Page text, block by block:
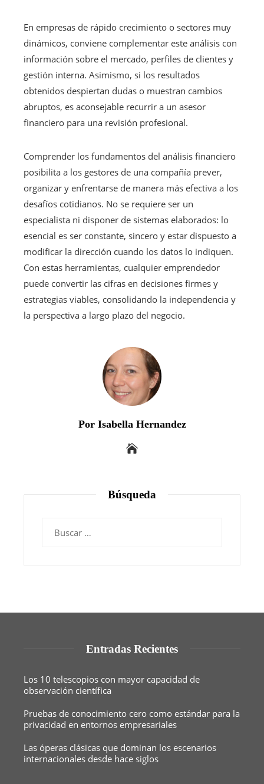
En empresas de rápido crecimiento o sectores muy
dinámicos, conviene complementar este análisis con
información sobre el mercado, perfiles de clientes y
gestión interna. Asimismo, si los resultados
obtenidos despiertan dudas o muestran cambios
abruptos, es aconsejable recurrir a un asesor
financiero para una revisión profesional.
Comprender los fundamentos del análisis financiero
posibilita a los gestores de una compañía prever,
organizar y enfrentarse de manera más efectiva a los
desafíos cotidianos. No se requiere ser un
especialista ni disponer de sistemas elaborados: lo
esencial es ser constante, sincero y estar dispuesto a
modificar la dirección cuando los datos lo indiquen.
Con estas herramientas, cualquier emprendedor
puede convertir las cifras en decisiones firmes y
estrategias viables, consolidando la independencia y
la perspectiva a largo plazo del negocio.
Por Isabella Hernandez
Búsqueda
Entradas Recientes
Los 10 telescopios con mayor capacidad de
observación científica
Pruebas de conocimiento cero como estándar para la
privacidad en entornos empresariales
Las óperas clásicas que dominan los escenarios
internacionales desde hace siglos